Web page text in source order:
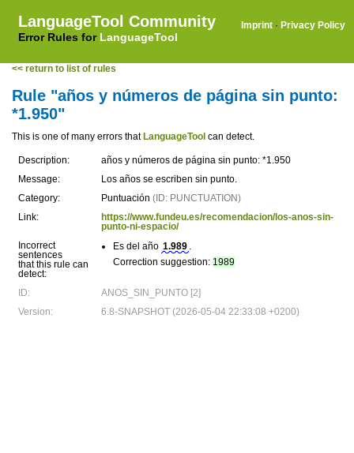
LanguageTool Community
Error Rules for LanguageTool
Imprint · Privacy Policy
<< return to list of rules
Rule "años y números de página sin punto:
*1.950"
This is one of many errors that LanguageTool can detect.
Description:
años y números de página sin punto: *1.950
Message:
Los años se escriben sin punto.
Category:
Puntuación (ID: PUNCTUATION)
Link:
https://www.fundeu.es/recomendacion/los-anos-sin-
punto-ni-espacio/
Incorrect
sentences
that this rule can
detect:
Es del año 1.989 .
Correction suggestion: 1989
ID:
ANOS_SIN_PUNTO [2]
Version:
6.8-SNAPSHOT (2026-05-04 22:33:08 +0200)